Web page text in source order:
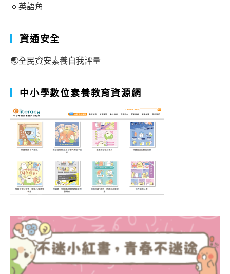
🔹英語角
資通安全
🌏全民資安素養自我評量
中小學數位素養教育資源網